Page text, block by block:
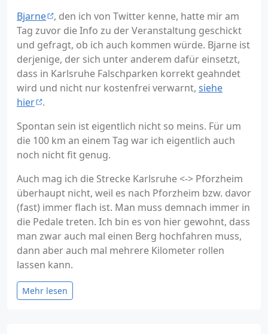
Bjarne
, den ich von Twitter kenne, hatte mir am
Tag zuvor die Info zu der Veranstaltung geschickt
und gefragt, ob ich auch kommen würde. Bjarne ist
derjenige, der sich unter anderem dafür einsetzt,
dass in Karlsruhe Falschparken korrekt geahndet
wird und nicht nur kostenfrei verwarnt, siehe
hier
.
Spontan sein ist eigentlich nicht so meins. Für um
die 100 km an einem Tag war ich eigentlich auch
noch nicht fit genug.
Auch mag ich die Strecke Karlsruhe <-> Pforzheim
überhaupt nicht, weil es nach Pforzheim bzw. davor
(fast) immer flach ist. Man muss demnach immer in
die Pedale treten. Ich bin es von hier gewohnt, dass
man zwar auch mal einen Berg hochfahren muss,
dann aber auch mal mehrere Kilometer rollen
lassen kann.
Mehr lesen